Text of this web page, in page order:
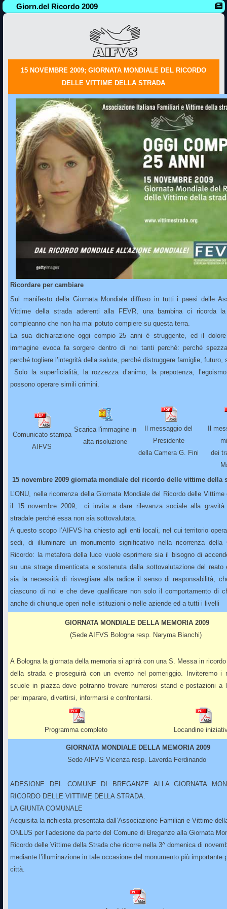
Giorn.del Ricordo 2009
15 NOVEMBRE 2009; GIORNATA MONDIALE DEL RICORDO
DELLE VITTIME DELLA STRADA
Ricordare per cambiare
Sul manifesto della Giornata Mondiale diffuso in tutti i paesi delle
Vittime della strada aderenti alla FEVR, una bambina ci ricorda
compleanno che non ha mai potuto compiere su questa terra.
La sua dichiarazione oggi compio 25 anni è struggente, ed il
immagine evoca fa sorgere dentro di noi tanti perché: perché
perché togliere l’integrità della salute, perché distruggere famiglie, futuro,
Solo la superficialità, la rozzezza d’animo, la prepotenza,
possono operare simili crimini.
Comunicato stampa
AIFVS
Scarica l'immagine in
alta risoluzione
Il messaggio del
Presidente
della Camera G. Fini
Il
dei
15 novembre 2009 giornata mondiale del ricordo delle vittime della
L’ONU, nella ricorrenza della Giornata Mondiale del Ricordo delle Vittime
il 15 novembre 2009, ci invita a dare rilevanza sociale alla gravità
stradale perché essa non sia sottovalutata.
A questo scopo l’AIFVS ha chiesto agli enti locali, nel cui territorio
sedi, di illuminare un monumento significativo nella ricorrenza della
Ricordo: la metafora della luce vuole esprimere sia il bisogno di
su una strage dimenticata e sostenuta dalla sottovalutazione del reato
sia la necessità di risvegliare alla radice il senso di responsabilità,
ciascuno di noi e che deve qualificare non solo il comportamento di
anche di chiunque operi nelle istituzioni o nelle aziende ed a tutti i livelli
GIORNATA MONDIALE DELLA MEMORIA 2009
(Sede AIFVS Bologna resp. Naryma Bianchi)
A Bologna la giornata della memoria si aprirà con una S. Messa in
della strada e proseguirà con un evento nel pomeriggio. Inviteremo i
scuole in piazza dove potranno trovare numerosi stand e postazioni a
per imparare, divertirsi, informarsi e confrontarsi.
Programma completo Locandine
GIORNATA MONDIALE DELLA MEMORIA 2009
Sede AIFVS Vicenza resp. Laverda Ferdinando
ADESIONE DEL COMUNE DI BREGANZE ALLA GIORNATA
RICORDO DELLE VITTIME DELLA STRADA.
LA GIUNTA COMUNALE
Acquisita la richiesta presentata dall’Associazione Familiari e Vittime
ONLUS per l’adesione da parte del Comune di Breganze alla Giornata
Ricordo delle Vittime della Strada che ricorre nella 3^ domenica di
mediante l’illuminazione in tale occasione del monumento più importante
città.